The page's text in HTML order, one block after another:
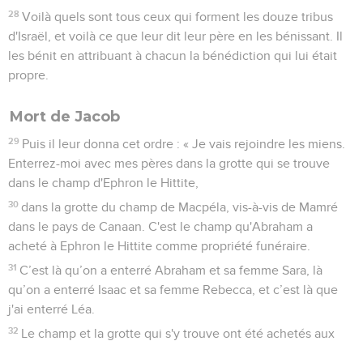
28 Voilà quels sont tous ceux qui forment les douze tribus
d'Israël, et voilà ce que leur dit leur père en les bénissant. Il
les bénit en attribuant à chacun la bénédiction qui lui était
propre.
Mort de Jacob
29 Puis il leur donna cet ordre : « Je vais rejoindre les miens.
Enterrez-moi avec mes pères dans la grotte qui se trouve
dans le champ d'Ephron le Hittite,
30 dans la grotte du champ de Macpéla, vis-à-vis de Mamré
dans le pays de Canaan. C'est le champ qu'Abraham a
acheté à Ephron le Hittite comme propriété funéraire.
31 C’est là qu’on a enterré Abraham et sa femme Sara, là
qu’on a enterré Isaac et sa femme Rebecca, et c’est là que
j'ai enterré Léa.
32 Le champ et la grotte qui s'y trouve ont été achetés aux